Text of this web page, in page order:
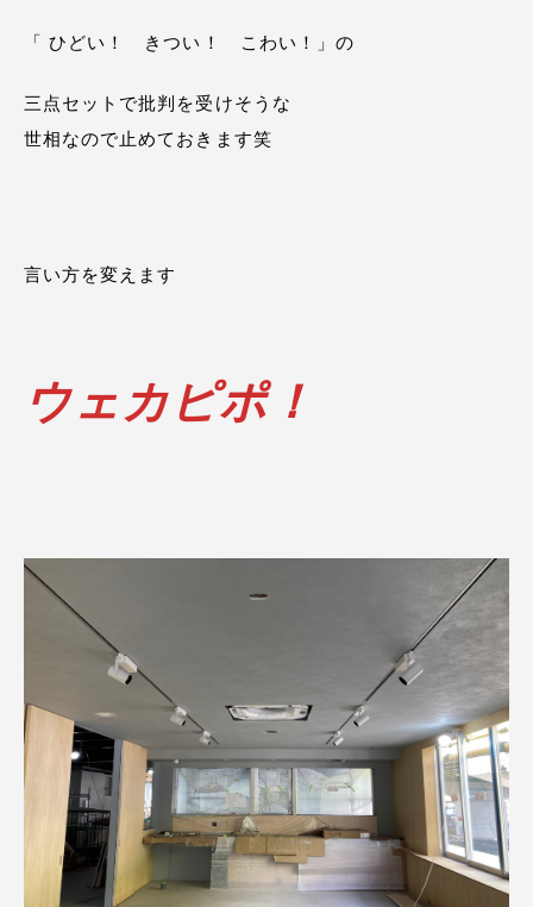
「 ひどい！ きつい！ こわい！」の
三点セットで批判を受けそうな
世相なので止めておきます笑
言い方を変えます
ウェカピポ！